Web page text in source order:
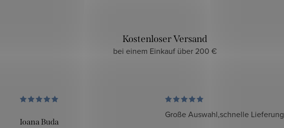
Kostenloser Versand
bei einem Einkauf über 200 €
Ioana Buda
Große Auswahl,schnelle Lieferung